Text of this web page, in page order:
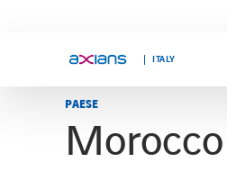
ITALY
Search
Search
PAESE
Morocco